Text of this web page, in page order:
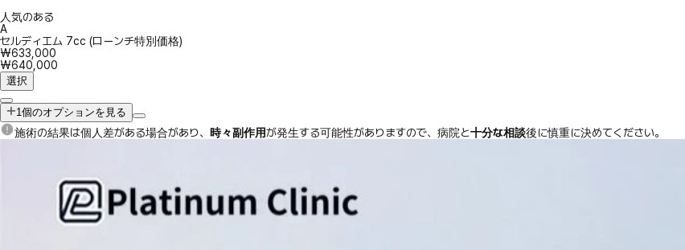
人気のある
A
セルディエム 7cc (ローンチ特別価格)
₩633,000
₩640,000
選択
1個のオプションを見る
施術の結果は個人差がある場合があり、 時々副作用が発生する可能性がありますので、病院と十分な相談後に慎重に決めてください。